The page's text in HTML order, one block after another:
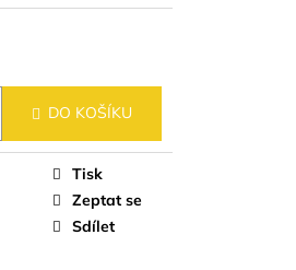
DO KOŠÍKU
Tisk
Zeptat se
Sdílet